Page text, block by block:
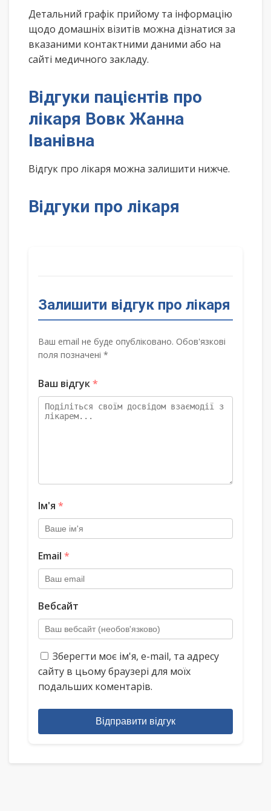
Детальний графік прийому та інформацію
щодо домашніх візитів можна дізнатися за
вказаними контактними даними або на
сайті медичного закладу.
Відгуки пацієнтів про
лікаря Вовк Жанна
Іванівна
Відгук про лікаря можна залишити нижче.
Відгуки про лікаря
Залишити відгук про лікаря
Ваш email не буде опубліковано. Обов'язкові
поля позначені *
Ваш відгук*
Ім'я *
Email *
Вебсайт
Зберегти моє ім'я, e-mail, та адресу
сайту в цьому браузері для моїх
подальших коментарів.
Відправити відгук